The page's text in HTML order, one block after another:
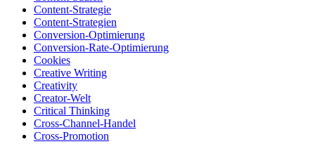
Content-Strategie
Content-Strategien
Conversion-Optimierung
Conversion-Rate-Optimierung
Cookies
Creative Writing
Creativity
Creator-Welt
Critical Thinking
Cross-Channel-Handel
Cross-Promotion